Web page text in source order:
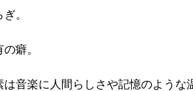
。
癖。
は音楽に人間らしさや記憶のような